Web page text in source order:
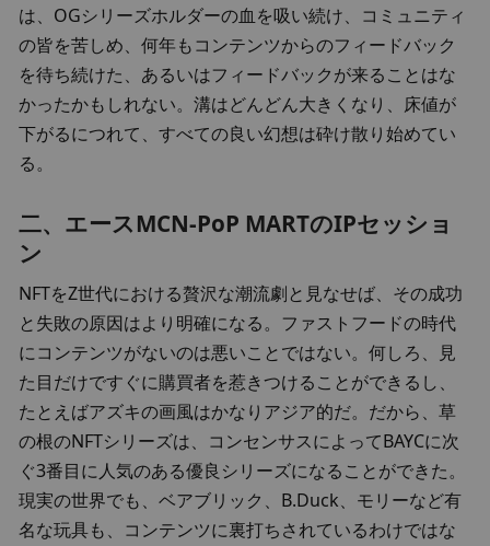
は、OGシリーズホルダーの血を吸い続け、コミュニティ
の皆を苦しめ、何年もコンテンツからのフィードバック
を待ち続けた、あるいはフィードバックが来ることはな
かったかもしれない。溝はどんどん大きくなり、床値が
下がるにつれて、すべての良い幻想は砕け散り始めてい
る。
二、エースMCN-PoP MARTのIPセッショ
ン
NFTをZ世代における贅沢な潮流劇と見なせば、その成功
と失敗の原因はより明確になる。ファストフードの時代
にコンテンツがないのは悪いことではない。何しろ、見
た目だけですぐに購買者を惹きつけることができるし、
たとえばアズキの画風はかなりアジア的だ。だから、草
の根のNFTシリーズは、コンセンサスによってBAYCに次
ぐ3番目に人気のある優良シリーズになることができた。
現実の世界でも、ベアブリック、B.Duck、モリーなど有
名な玩具も、コンテンツに裏打ちされているわけではな